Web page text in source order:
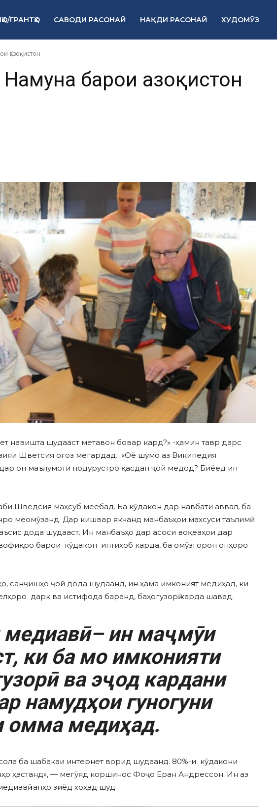
ГРАНТҲО САВОДИ РАСОНАӢ НАҚДИ РАСОНАӢ ХУДОМӮЗ
Қазоқистон
барои Қазоқистон
навишта шудааст метавон бовар кард?» -ҳамин тавр дарс
Шветсия оғоз мегардад. «Оё шумо аз Википедия
он маълумоти нодурустро қасдан ҷой медод? Биёед ин
Шведсия маҳсуб меёбад. Ба кӯдакон дар навбати аввал, ба
меомӯзанд. Дар кишвар якчанд манбаъҳои махсуси таълимӣ
дода шудааст. Ин манбаъҳо дар асоси воқеаҳои дар
барои кӯдакон интихоб карда, ба омӯзгорон онҳоро
санҷишҳо ҷой дода шудаанд, ин ҳама имконият медиҳад, ки
дарк ва истифода баранд, баҳогузорӣ карда шавад.
медиавӣ– ин маҷмӯи
ки ба мо имконияти
ва эҷод кардани
намудҳои гуногуни
омма медиҳад.
ба шабакаи интернет ворид шудаанд. 80%-и кӯдакони
ҳастанд», — мегӯяд коршинос Фоҷо Еран Андрессон. Ин аз
танҳо зиёд хоҳад шуд.